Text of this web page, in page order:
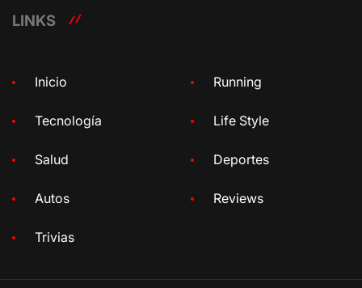
LINKS
Inicio Running
Tecnología Life Style
Salud Deportes
Autos Reviews
Trivias